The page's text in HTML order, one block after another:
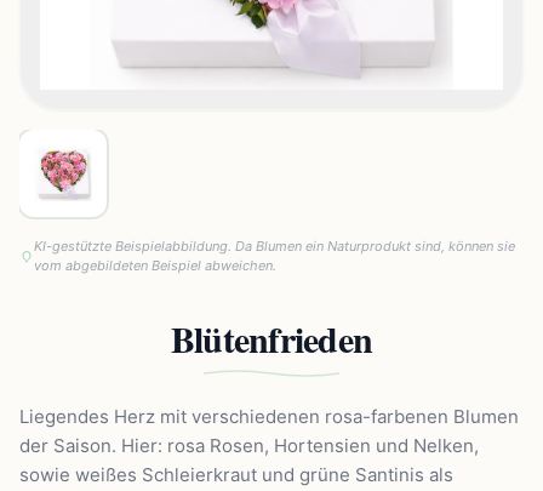
KI-gestützte Beispielabbildung. Da Blumen ein Naturprodukt sind, können sie
vom abgebildeten Beispiel abweichen.
Blütenfrieden
Liegendes Herz mit verschiedenen rosa-farbenen Blumen
der Saison. Hier: rosa Rosen, Hortensien und Nelken,
sowie weißes Schleierkraut und grüne Santinis als